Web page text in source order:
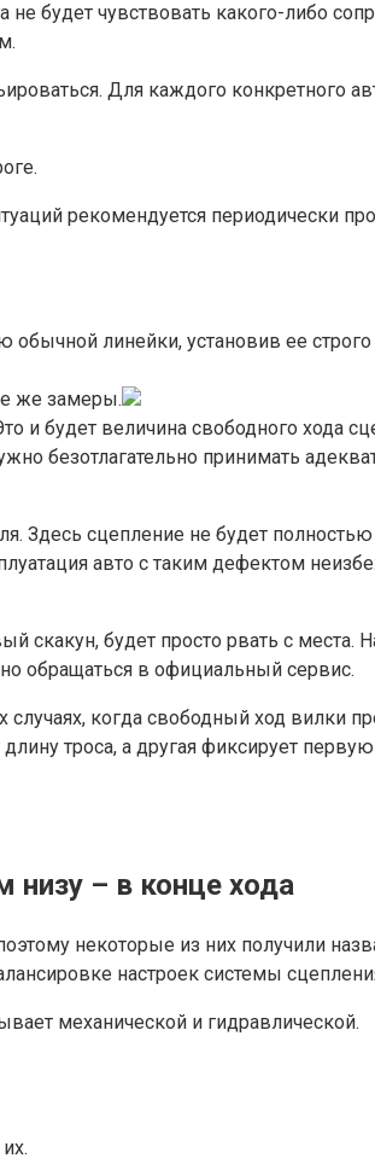
будет чувствовать какого-либо
Для каждого конкретного
рекомендуется периодически
линейки, установив ее
же замеры.
и будет величина свободного хода
безотлагательно принимать
Здесь сцепление не будет
авто с таким дефектом
скакун, будет просто рвать с места.
обращаться в официальный сервис.
случаях, когда свободный ход вилки
троса, а другая фиксирует
низу – в конце хода
некоторые из них получили
настроек системы
механической и гидравлической.